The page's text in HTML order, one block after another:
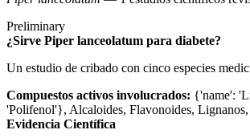
Preliminary
¿Sirve Piper lanceolatum para diabete?
Un estudio de cribado con cinco especies
Compuestos activos involucrados: {'name':
'Polifenol'}, Alcaloides, Flavonoides, Lignanos,
Evidencia Científica